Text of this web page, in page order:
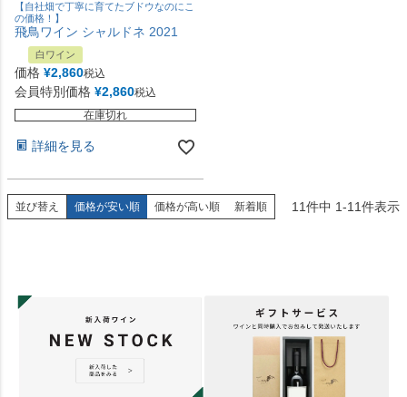
【自社畑で丁寧に育てたブドウなのにこ
の価格！】
飛鳥ワイン シャルドネ 2021
白ワイン
価格 ¥2,860税込
会員特別価格 ¥2,860税込
在庫切れ
詳細を見る
並び替え 価格が安い順 価格が高い順 新着順 11件中 1-11件表示